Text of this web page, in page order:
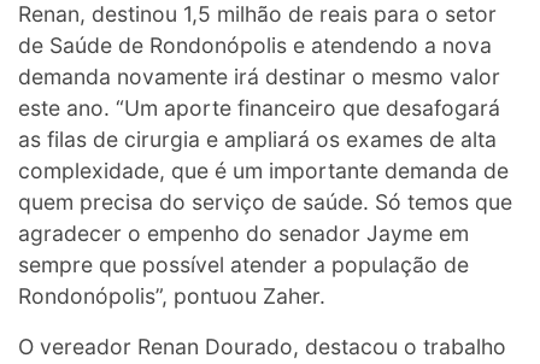
Renan, destinou 1,5 milhão de reais para o setor
de Saúde de Rondonópolis e atendendo a nova
demanda novamente irá destinar o mesmo valor
este ano. “Um aporte financeiro que desafogará
as filas de cirurgia e ampliará os exames de alta
complexidade, que é um importante demanda de
quem precisa do serviço de saúde. Só temos que
agradecer o empenho do senador Jayme em
sempre que possível atender a população de
Rondonópolis”, pontuou Zaher.
O vereador Renan Dourado, destacou o trabalho